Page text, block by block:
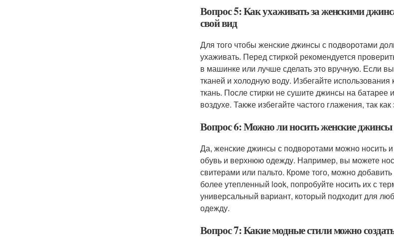
Вопрос 5: Как ухаживать за женскими
свой вид
Для того чтобы женские джинсы с подворотами
ухаживать. Перед стиркой рекомендуется
в машинке или лучше сделать это вручную. Если
тканей и холодную воду. Избегайте
ткань. После стирки не сушите джинсы на
воздухе. Также избегайте частого глажения, так
Вопрос 6: Можно ли носить женские джинсы
Да, женские джинсы с подворотами можно носить
обувь и верхнюю одежду. Например, вы можете
свитерами или пальто. Кроме того, можно
более утепленный look, попробуйте носить их с
универсальный вариант, который подходит для
одежду.
Вопрос 7: Какие модные стили можно